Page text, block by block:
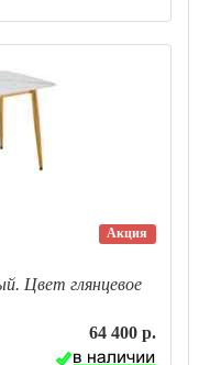
Акция
Цвет глянцевое
64 400 р.